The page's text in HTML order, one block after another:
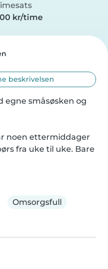
kr/time
beskrivelsen
egne småsøsken og
noen ettermiddager
fra uke til uke. Bare
Omsorgsfull